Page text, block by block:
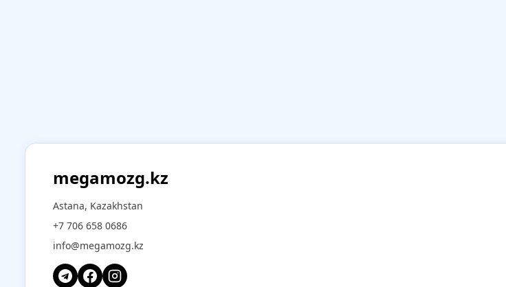
megamozg.kz
Astana, Kazakhstan
+7 706 658 0686
info@megamozg.kz